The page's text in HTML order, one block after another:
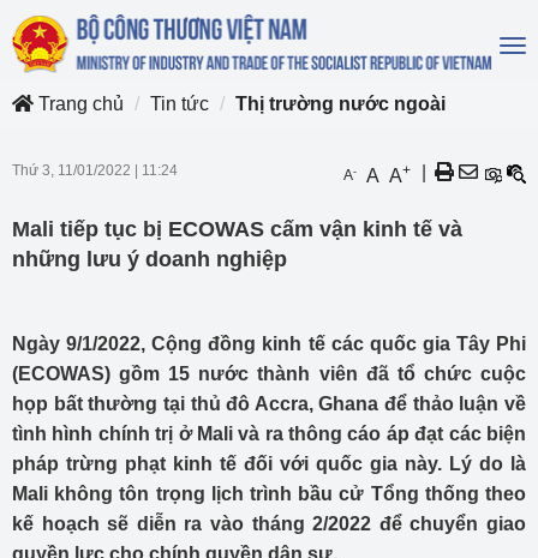
Trang chủ
Tin tức Thị trường nước ngoài
Thứ 3, 11/01/2022 11:24 A- A A+
Mali tiếp tục bị ECOWAS cấm vận kinh tế và
những lưu ý doanh nghiệp
Ngày 9/1/2022, Cộng đồng kinh tế các quốc gia Tây Phi
(ECOWAS) gồm 15 nước thành viên đã tổ chức cuộc
họp bất thường tại thủ đô Accra, Ghana để thảo luận về
tình hình chính trị ở Mali và ra thông cáo áp đạt các biện
pháp trừng phạt kinh tế đối với quốc gia này. Lý do là
Mali không tôn trọng lịch trình bầu cử Tổng thống theo
kế hoạch sẽ diễn ra vào tháng 2/2022 để chuyển giao
quyền lực cho chính quyền dân sự.